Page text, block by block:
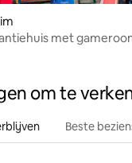
met
om te
Beste